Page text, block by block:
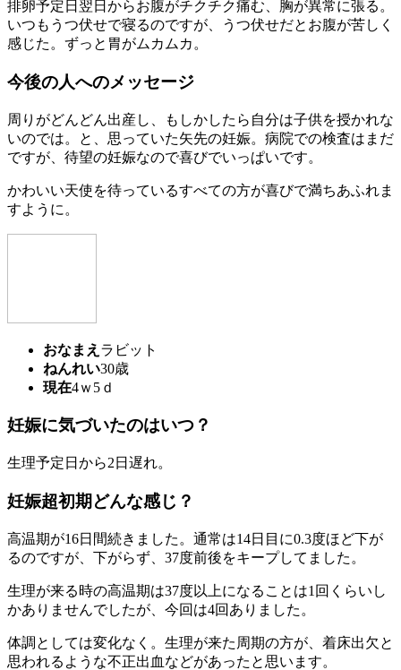
排卵予定日翌日からお腹がチクチク痛む、胸が異常に張る。
いつもうつ伏せで寝るのですが、うつ伏せだとお腹が苦しく
感じた。ずっと胃がムカムカ。
今後の人へのメッセージ
周りがどんどん出産し、もしかしたら自分は子供を授かれな
いのでは。と、思っていた矢先の妊娠。病院での検査はまだ
ですが、待望の妊娠なので喜びでいっぱいです。
かわいい天使を待っているすべての方が喜びで満ちあふれま
すように。
おなまえ ラビット
ねんれい30歳
現在4ｗ5ｄ
妊娠に気づいたのはいつ？
生理予定日から2日遅れ。
妊娠超初期どんな感じ？
高温期が16日間続きました。通常は14日目に0.3度ほど下が
るのですが、下がらず、37度前後をキープしてました。
生理が来る時の高温期は37度以上になることは1回くらいし
かありませんでしたが、今回は4回ありました。
体調としては変化なく。生理が来た周期の方が、着床出欠と
思われるような不正出血などがあったと思います。